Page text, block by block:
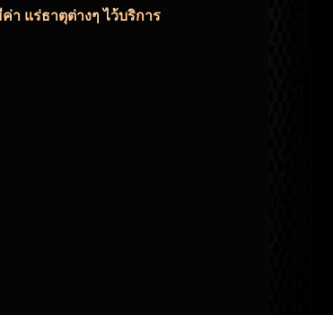
า แร่ธาตุต่างๆ ไว้บริการ